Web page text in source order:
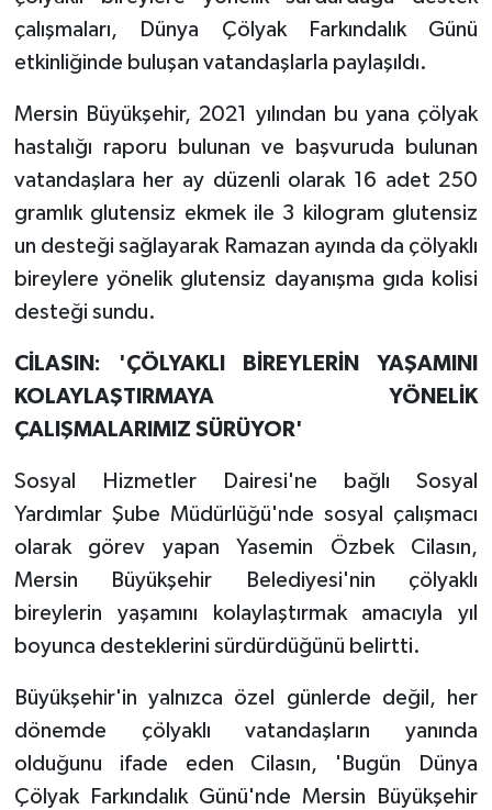
çalışmaları, Dünya Çölyak Farkındalık Günü
etkinliğinde buluşan vatandaşlarla paylaşıldı.
Mersin Büyükşehir, 2021 yılından bu yana çölyak
hastalığı raporu bulunan ve başvuruda bulunan
vatandaşlara her ay düzenli olarak 16 adet 250
gramlık glutensiz ekmek ile 3 kilogram glutensiz
un desteği sağlayarak Ramazan ayında da çölyaklı
bireylere yönelik glutensiz dayanışma gıda kolisi
desteği sundu.
CİLASIN: 'ÇÖLYAKLI BİREYLERİN YAŞAMINI
KOLAYLAŞTIRMAYA YÖNELİK
ÇALIŞMALARIMIZ SÜRÜYOR'
Sosyal Hizmetler Dairesi'ne bağlı Sosyal
Yardımlar Şube Müdürlüğü'nde sosyal çalışmacı
olarak görev yapan Yasemin Özbek Cilasın,
Mersin Büyükşehir Belediyesi'nin çölyaklı
bireylerin yaşamını kolaylaştırmak amacıyla yıl
boyunca desteklerini sürdürdüğünü belirtti.
Büyükşehir'in yalnızca özel günlerde değil, her
dönemde çölyaklı vatandaşların yanında
olduğunu ifade eden Cilasın, 'Bugün Dünya
Çölyak Farkındalık Günü'nde Mersin Büyükşehir